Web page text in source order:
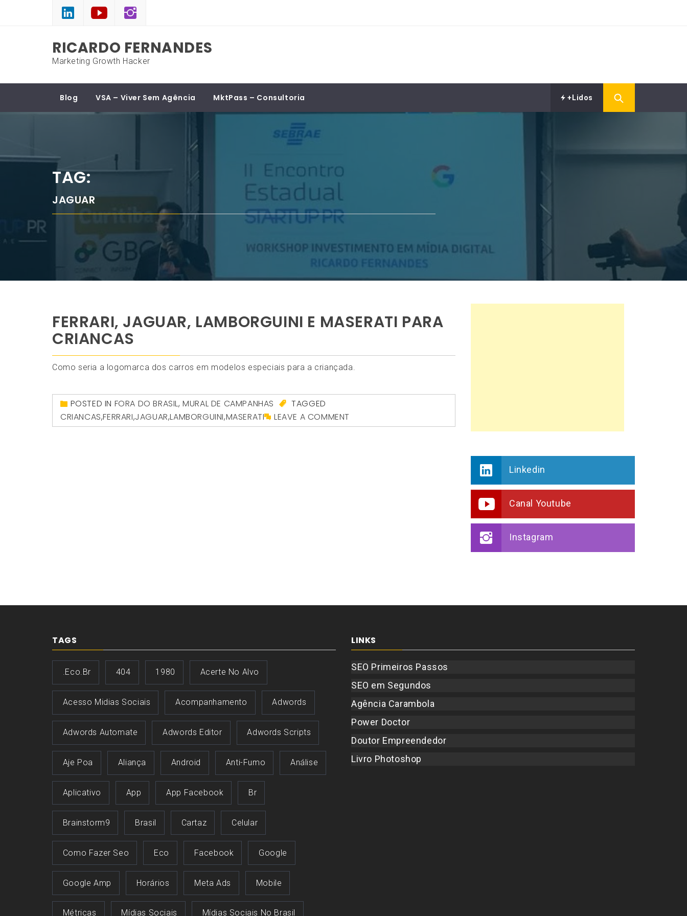
RICARDO FERNANDES
Marketing Growth Hacker
Blog VSA – Viver Sem Agência MktPass – Consultoria +Lidos
TAG:
JAGUAR
FERRARI, JAGUAR, LAMBORGUINI E MASERATI PARA
CRIANCAS
Como seria a logomarca dos carros em modelos especiais para a criançada.
POSTED IN FORA DO BRASIL,MURAL DE CAMPANHAS
TAGGED
CRIANCAS,FERRARI,JAGUAR,LAMBORGUINI,MASERATI LEAVE A COMMENT
Linkedin
Canal Youtube
Instagram
TAGS
.eco.br 404 1980 Acerte No Alvo
Acesso Midias Sociais Acompanhamento Adwords
Adwords Automate Adwords Editor Adwords Scripts
Aje Poa Aliança Android Anti-Fumo Análise
Aplicativo App App Facebook Br
Brainstorm9 Brasil Cartaz Celular
Como Fazer Seo Eco Facebook Google
Google Amp Horários Meta Ads Mobile
Métricas Mídias Sociais Mídias Sociais No Brasil
LINKS
SEO Primeiros Passos
SEO em Segundos
Agência Carambola
Power Doctor
Doutor Empreendedor
Livro Photoshop